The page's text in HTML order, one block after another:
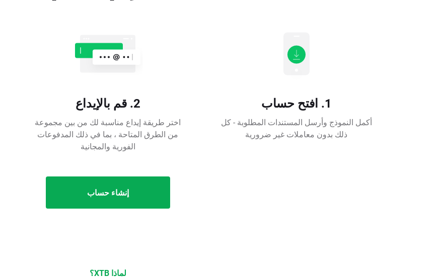
1. افتح حساب
أكمل النموذج وأرسل المستندات المطلوبة - كل
ذلك بدون معاملات غير ضرورية
2. قم بالإيداع
اختر طريقة إيداع مناسبة لك من بين مجموعة
من الطرق المتاحة ، بما في ذلك المدفوعات
الفورية والمجانية
إنشاء حساب
لماذا XTB؟